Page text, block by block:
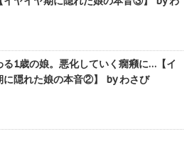
る1歳の娘。悪化していく癇癪に…【イ
に隠れた娘の本音②】 by わさび